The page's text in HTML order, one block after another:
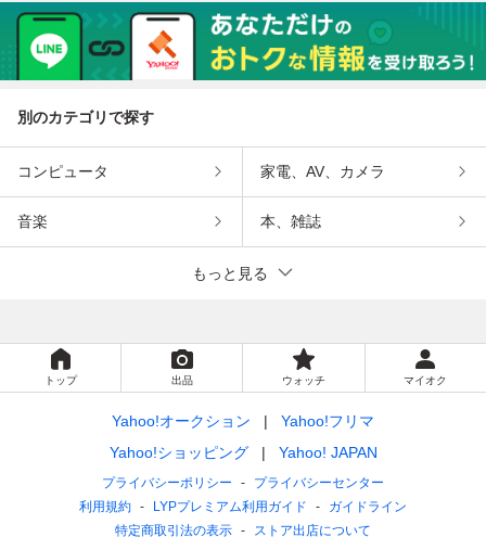
ナビ/Bカメラ/ス
マ-トキ-/本革シ-
ト/ハ-マンカ-ドン/
ETC/HID/19AW】
【外ナビ/フルセグ
走行中視聴可/プッ
シュS/スマ-トキ-/
アイドリングS/14
ナビ/Bカメラ/ス
マ-トキ-×２/ドラ
レコ/ETC/HID/18A
W】安全装備多数
Bモニタ-/スマ-ト
キ-×２/ETC/ハ-フ
レザ-/LED/17A
別のカテゴリで探す
コンピュータ 家電、AV、カメラ
音楽 本、雑誌
もっと見る
トップ 出品 ウォッチ マイオク
Yahoo!オークション
Yahoo!フリマ
Yahoo!ショッピング
Yahoo! JAPAN
プライバシーポリシー
プライバシーセンター
利用規約
LYPプレミアム利用ガイド
ガイドライン
特定商取引法の表示
ストア出店について